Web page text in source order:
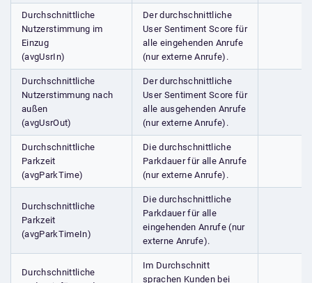
Durchschnittliche
Nutzerstimmung im
Einzug
(avgUsrIn)
Der durchschnittliche
User Sentiment Score für
alle eingehenden Anrufe
(nur externe Anrufe).
Durchschnittliche
Nutzerstimmung nach
außen
(avgUsrOut)
Der durchschnittliche
User Sentiment Score für
alle ausgehenden Anrufe
(nur externe Anrufe).
Durchschnittliche
Parkzeit
(avgParkTime)
Die durchschnittliche
Parkdauer für alle Anrufe
(nur externe Anrufe).
Durchschnittliche
Parkzeit
(avgParkTimeIn)
Die durchschnittliche
Parkdauer für alle
eingehenden Anrufe (nur
externe Anrufe).
Durchschnittliche
Im Durchschnitt
sprachen Kunden bei